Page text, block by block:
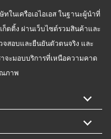
ในเครือเอไอเอส ในฐานะผู้นำที่
ตติ้ง ผ่านเว็บไซต์รวมสินค้าและ
จสอบและยืนยันตัวตนจริง และ
จะมอบบริการที่เหนือความคาด
ภาพ